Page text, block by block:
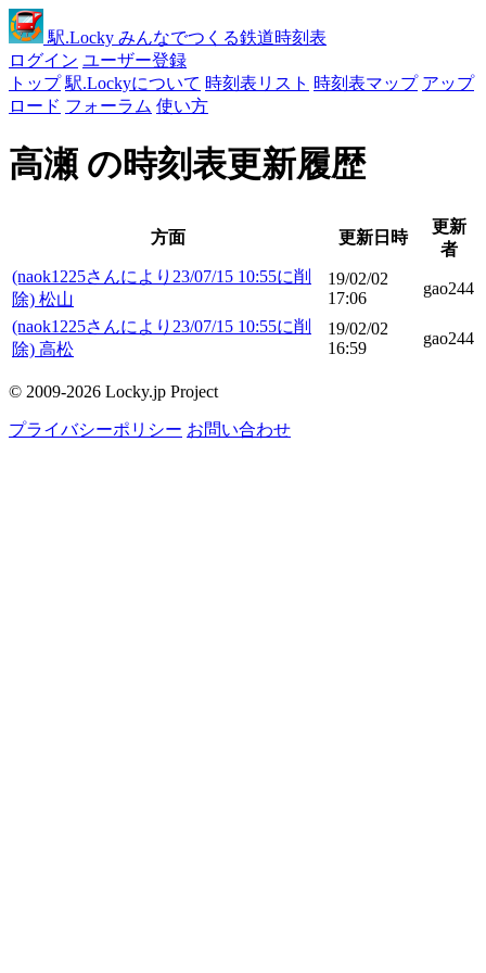
駅.Locky みんなでつくる鉄道時刻表
ログイン ユーザー登録
トップ 駅.Lockyについて 時刻表リスト 時刻表マップ アップ
ロード フォーラム 使い方
高瀬 の時刻表更新履歴
方面 更新日時
更新
者
(naok1225さんにより23/07/15 10:55に削
除) 松山
19/02/02
17:06
gao244
(naok1225さんにより23/07/15 10:55に削
除) 高松
19/02/02
16:59
gao244
© 2009-2026 Locky.jp Project
プライバシーポリシー お問い合わせ